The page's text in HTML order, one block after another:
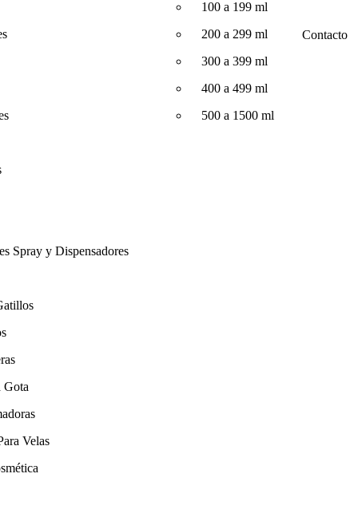
Spray y Dispensadores
Gota
Velas
100 a 199 ml
200 a 299 ml
300 a 399 ml
400 a 499 ml
500 a 1500 ml
Contacto